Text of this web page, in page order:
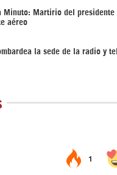
Minuto: Martirio del presidente
aéreo
la sede de la radio y